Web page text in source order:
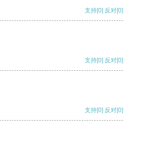
支持[0] 反对[0]
支持[0] 反对[0]
支持[0] 反对[0]